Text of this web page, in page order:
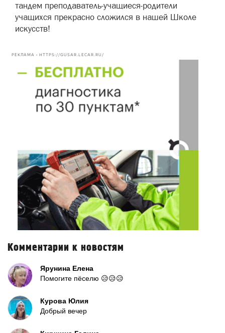
тандем преподаватель-учащиеся-родители
учащихся прекрасно сложился в нашей Школе
искусств!
РЕКЛАМА • HTTPS://GUSAR.LECAR.RU/
Комментарии к новостям
Ярунина Елена
Помогите пёселю 😥😥😥
Курова Юлия
Добрый вечер